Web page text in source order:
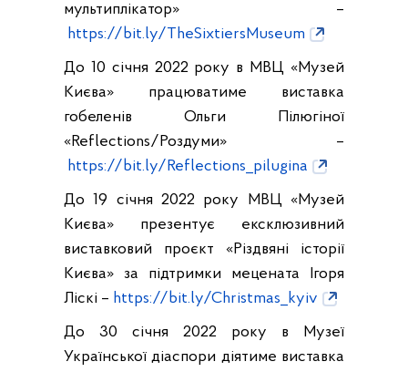
мультиплікатор» –
https://bit.ly/TheSixtiersMuseum
До 10 січня 2022 року в МВЦ «Музей
Києва» працюватиме виставка
гобеленів Ольги Пілюгіної
«Reflections/Роздуми» –
https://bit.ly/Reflections_pilugina
До 19 січня 2022 року МВЦ «Музей
Києва» презентує ексклюзивний
виставковий проєкт «Різдвяні історії
Києва» за підтримки мецената Ігоря
Ліскі – https://bit.ly/Christmas_kyiv
До 30 січня 2022 року в Музеї
Української діаспори діятиме виставка